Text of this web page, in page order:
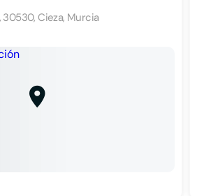
30530, Cieza, Murcia